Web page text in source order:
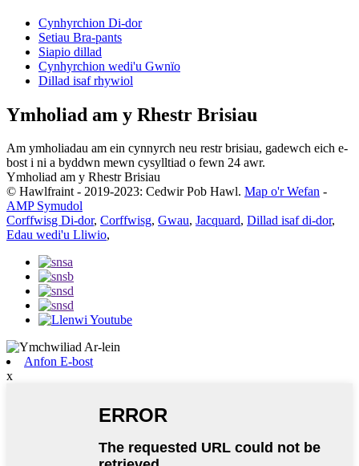
Cynhyrchion Di-dor
Setiau Bra-pants
Siapio dillad
Cynhyrchion wedi'u Gwnïo
Dillad isaf rhywiol
Ymholiad am y Rhestr Brisiau
Am ymholiadau am ein cynnyrch neu restr brisiau, gadewch eich e-
bost i ni a byddwn mewn cysylltiad o fewn 24 awr.
Ymholiad am y Rhestr Brisiau
© Hawlfraint - 2019-2023: Cedwir Pob Hawl. Map o'r Wefan -
AMP Symudol
Corffwisg Di-dor, Corffwisg, Gwau, Jacquard, Dillad isaf di-dor,
Edau wedi'u Lliwio,
Anfon E-bost
x